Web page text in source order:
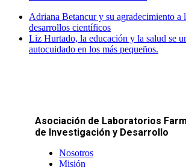
Adriana Betancur y su agradecimiento a
desarrollos científicos
Liz Hurtado, la educación y la salud se
autocuidado en los más pequeños.
Asociación de Laboratorios
de Investigación y Desarrollo
Nosotros
Misión